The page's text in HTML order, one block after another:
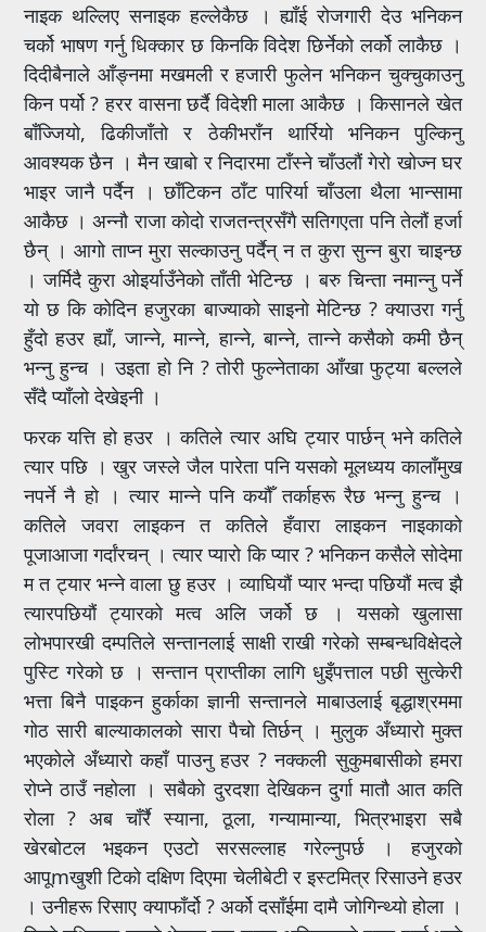
नाइक थल्लिए सनाइक हल्लेकैछ । ह्याँई रोजगारी देउ भनिकन
चर्को भाषण गर्नु धिक्कार छ किनकि विदेश छिर्नेको लर्को लाकैछ ।
दिदीबैनाले आँङ्नमा मखमली र हजारी फुलेन भनिकन चुक्चुकाउनु
किन पर्यो ? हरर वासना छर्दै विदेशी माला आकैछ । किसानले खेत
बाँज्जियो, ढिकीजाँतो र ठेकीभराँन थार्रियो भनिकन पुल्किनु
आवश्यक छैन । मैन खाबो र निदारमा टाँस्ने चाँउलौं गेरो खोज्न घर
भाइर जानै पर्दैन । छाँटिकन ठाँट पारिर्या चाँउला थैला भान्सामा
आकैछ । अन्नौ राजा कोदो राजतन्त्रसँगै सतिगएता पनि तेलौं हर्जा
छैन् । आगो ताप्न मुरा सल्काउनु पर्दैन् न त कुरा सुन्न बुरा चाइन्छ
। जर्मिदै कुरा ओइर्याउँनेको ताँती भेटिन्छ । बरु चिन्ता नमान्नु पर्ने
यो छ कि कोदिन हजुरका बाज्याको साइनो मेटिन्छ ? क्याउरा गर्नु
हुँदो हउर ह्याँ, जान्ने, मान्ने, हान्ने, बान्ने, तान्ने कसैको कमी छैन्
भन्नु हुन्च । उइता हो नि ? तोरी फुल्नेताका आँखा फुट्या बल्लले
सँदै प्याँलो देखेइनी ।
फरक यत्ति हो हउर । कतिले त्यार अघि ट्यार पार्छन् भने कतिले
त्यार पछि । खुर जस्ले जैल पारेता पनि यसको मूलध्यय कालाँमुख
नपर्ने नै हो । त्यार मान्ने पनि कयौँ तर्काहरू रैछ भन्नु हुन्च ।
कतिले जवरा लाइकन त कतिले हँवारा लाइकन नाइकाको
पूजाआजा गर्दांरचन् । त्यार प्यारो कि प्यार ? भनिकन कसैले सोदेमा
म त ट्यार भन्ने वाला छु हउर । व्याघियौं प्यार भन्दा पछियौं मत्व झै
त्यारपछियौं ट्यारको मत्व अलि जर्को छ । यसको खुलासा
लोभपारखी दम्पतिले सन्तानलाई साक्षी राखी गरेको सम्बन्धविक्षेदले
पुस्टि गरेको छ । सन्तान प्राप्तीका लागि धुइँपत्ताल पछी सुत्केरी
भत्ता बिनै पाइकन हुर्काका ज्ञानी सन्तानले माबाउलाई बृद्धाश्रममा
गोठ सारी बाल्याकालको सारा पैचो तिर्छन् । मुलुक अँध्यारो मुक्त
भएकोले अँध्यारो कहाँ पाउनु हउर ? नक्कली सुकुमबासीको हमरा
रोप्ने ठाउँ नहोला । सबैको दुरदशा देखिकन दुर्गा मातौ आत कति
रोला ? अब चाँर्रै स्याना, ठूला, गन्यामान्या, भित्रभाइरा सबै
खेरबोटल भइकन एउटो सरसल्लाह गरेल्नुपर्छ । हजुरको
आपूmखुशी टिको दक्षिण दिएमा चेलीबेटी र इस्टमित्र रिसाउने हउर
। उनीहरू रिसाए क्याफाँर्दो ? अर्को दसाँईमा दामै जोगिन्थ्यो होला ।